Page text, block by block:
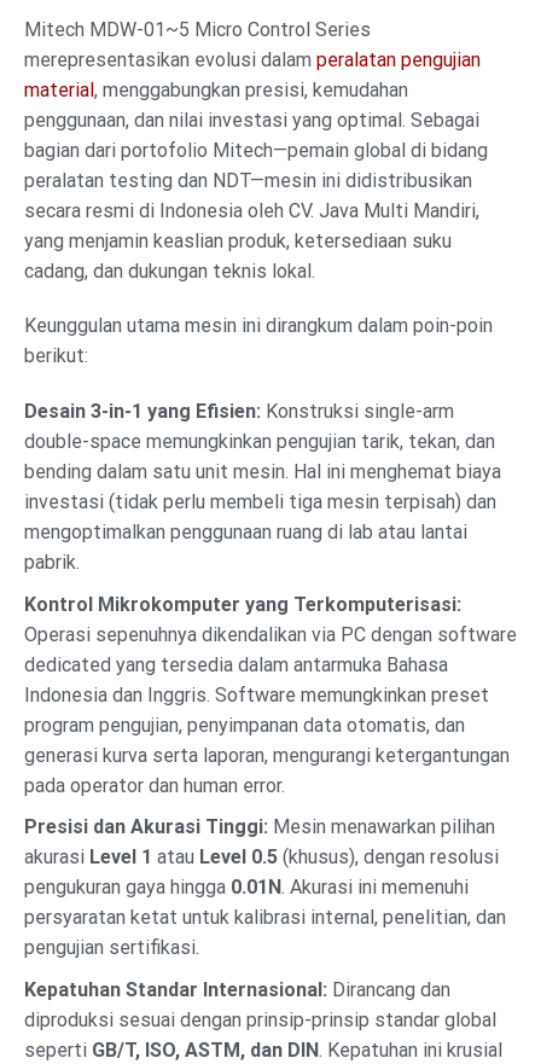
Mitech MDW-01~5 Micro Control Series
merepresentasikan evolusi dalam peralatan pengujian
material, menggabungkan presisi, kemudahan
penggunaan, dan nilai investasi yang optimal. Sebagai
bagian dari portofolio Mitech—pemain global di bidang
peralatan testing dan NDT—mesin ini didistribusikan
secara resmi di Indonesia oleh CV. Java Multi Mandiri,
yang menjamin keaslian produk, ketersediaan suku
cadang, dan dukungan teknis lokal.
Keunggulan utama mesin ini dirangkum dalam poin-poin
berikut:
Desain 3-in-1 yang Efisien: Konstruksi single-arm
double-space memungkinkan pengujian tarik, tekan, dan
bending dalam satu unit mesin. Hal ini menghemat biaya
investasi (tidak perlu membeli tiga mesin terpisah) dan
mengoptimalkan penggunaan ruang di lab atau lantai
pabrik.
Kontrol Mikrokomputer yang Terkomputerisasi:
Operasi sepenuhnya dikendalikan via PC dengan software
dedicated yang tersedia dalam antarmuka Bahasa
Indonesia dan Inggris. Software memungkinkan preset
program pengujian, penyimpanan data otomatis, dan
generasi kurva serta laporan, mengurangi ketergantungan
pada operator dan human error.
Presisi dan Akurasi Tinggi: Mesin menawarkan pilihan
akurasi Level 1 atau Level 0.5 (khusus), dengan resolusi
pengukuran gaya hingga 0.01N. Akurasi ini memenuhi
persyaratan ketat untuk kalibrasi internal, penelitian, dan
pengujian sertifikasi.
Kepatuhan Standar Internasional: Dirancang dan
diproduksi sesuai dengan prinsip-prinsip standar global
seperti GB/T, ISO, ASTM, dan DIN. Kepatuhan ini krusial